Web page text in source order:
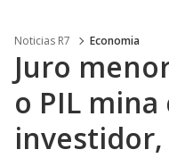
Noticias R7 Economia
Juro
o PIL